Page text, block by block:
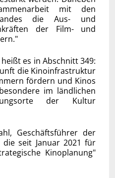
mit den
die Aus- und
der Film- und
es in Abschnitt 349:
die Kinoinfrastruktur
fördern und Kinos
im ländlichen
der Kultur
Geschäftsführer der
die seit Januar 2021 für
Kinoplanung"